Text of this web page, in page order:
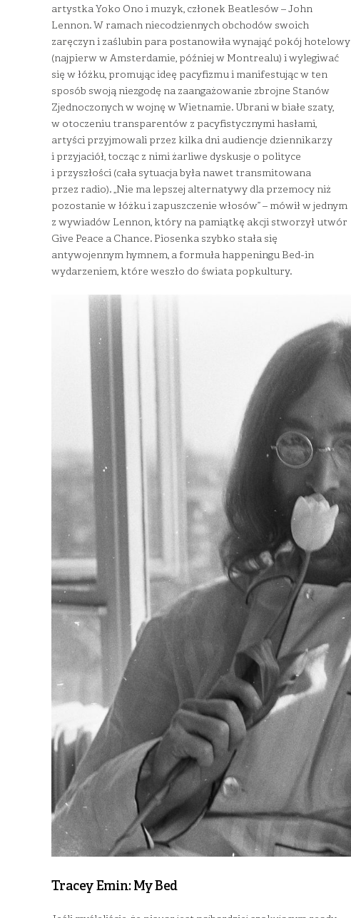
artystka Yoko Ono i muzyk, członek Beatlesów – John
Lennon. W ramach niecodziennych obchodów swoich
zaręczyn i zaślubin para postanowiła wynająć pokój hotelowy
(najpierw w Amsterdamie, później w Montrealu) i wylegiwać
się w łóżku, promując ideę pacyfizmu i manifestując w ten
sposób swoją niezgodę na zaangażowanie zbrojne Stanów
Zjednoczonych w wojnę w Wietnamie. Ubrani w białe szaty,
w otoczeniu transparentów z pacyfistycznymi hasłami,
artyści przyjmowali przez kilka dni audiencje dziennikarzy
i przyjaciół, tocząc z nimi żarliwe dyskusje o polityce
i przyszłości (cała sytuacja była nawet transmitowana
przez radio). „Nie ma lepszej alternatywy dla przemocy niż
pozostanie w łóżku i zapuszczenie włosów” – mówił w jednym
z wywiadów Lennon, który na pamiątkę akcji stworzył utwór
Give Peace a Chance. Piosenka szybko stała się
antywojennym hymnem, a formuła happeningu Bed-in
wydarzeniem, które weszło do świata popkultury.
Tracey Emin: My Bed